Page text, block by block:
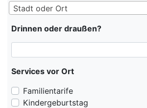
Stadt oder Ort
Drinnen oder draußen?
Services vor Ort
Familientarife
Kindergeburtstag